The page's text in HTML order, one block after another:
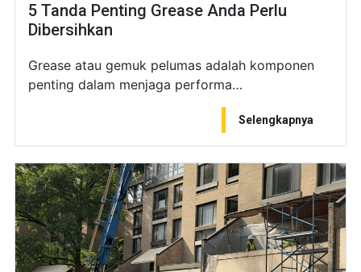
5 Tanda Penting Grease Anda Perlu
Dibersihkan
Grease atau gemuk pelumas adalah komponen
penting dalam menjaga performa…
Selengkapnya